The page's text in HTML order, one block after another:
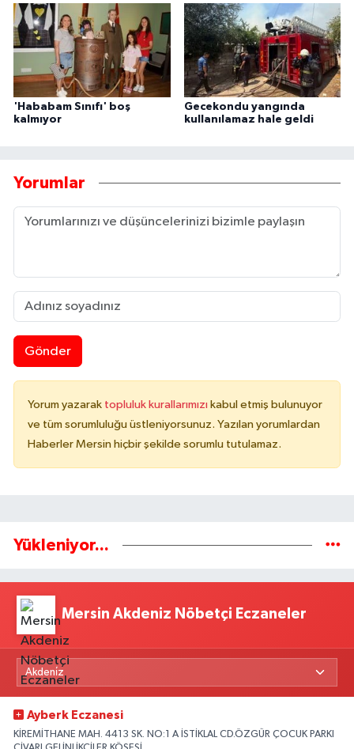
'Hababam Sınıfı' boş
kalmıyor
Gecekondu yangında
kullanılamaz hale geldi
Yorumlar
Gönder
Yorum yazarak topluluk kurallarımızı kabul etmiş bulunuyor
ve tüm sorumluluğu üstleniyorsunuz. Yazılan yorumlardan
Haberler Mersin hiçbir şekilde sorumlu tutulamaz.
Yükleniyor...
Mersin Akdeniz Nöbetçi Eczaneler
Ayberk Eczanesi
KİREMİTHANE MAH. 4413 SK. NO:1 A İSTİKLAL CD.ÖZGÜR ÇOCUK PARKI